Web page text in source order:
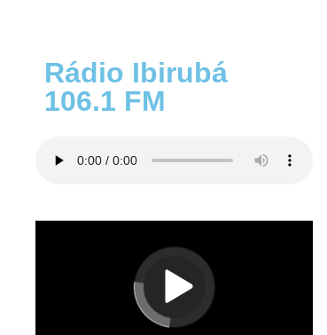
Rádio Ibirubá
106.1 FM